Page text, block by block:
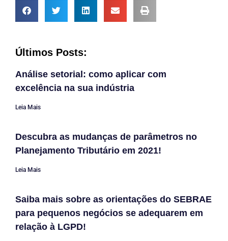
Últimos Posts:
Análise setorial: como aplicar com
excelência na sua indústria
Leia Mais
Descubra as mudanças de parâmetros no
Planejamento Tributário em 2021!
Leia Mais
Saiba mais sobre as orientações do SEBRAE
para pequenos negócios se adequarem em
relação à LGPD!